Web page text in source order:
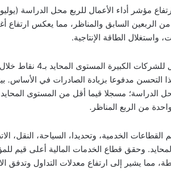
من الربعين السابق والمناظر، مما يعكس ارتفاع
واستغلال الطاقة الإنتاجية.
وتجاوز مؤشر أداء
التحسن مدفوعا بزيادة الصادرات في الأساس.
الدراسة؛ مسجلا قيما أقل من المستوى
من الربع المناظر.
القطاعات الخدمية، وتحديدا، السياحة، النقل،
وحقق قطاع الخدمات المالية أعلى قيم
المحايد بـ 17 نقطة، مما يشير إلى ارتفاع معدلات